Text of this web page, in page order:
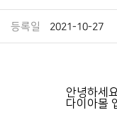
등록일 2021-10-27
안녕하세
다이아몰